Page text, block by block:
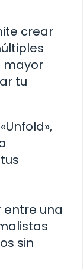
crear
mayor
tu
entre una
sin